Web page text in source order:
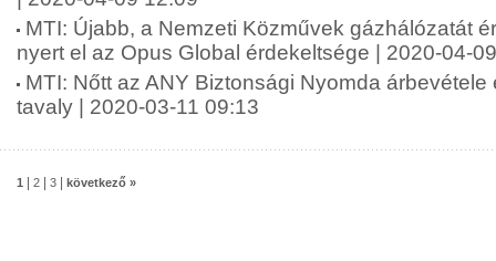
MTI: Újabb, a Nemzeti Közművek gázhálózatát
nyert el az Opus Global érdekeltsége | 2020-04-
MTI: Nőtt az ANY Biztonsági Nyomda
tavaly | 2020-03-11 09:13
1 2 3 következő »